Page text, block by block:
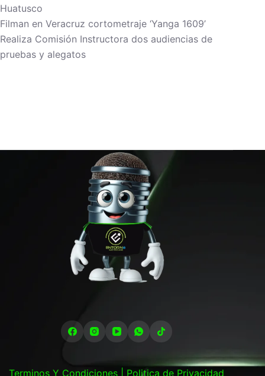
Huatusco
Filman en Veracruz cortometraje ‘Yanga 1609’
Realiza Comisión Instructora dos audiencias de
pruebas y alegatos
Terminos Y Condiciones | Politica de Privacidad